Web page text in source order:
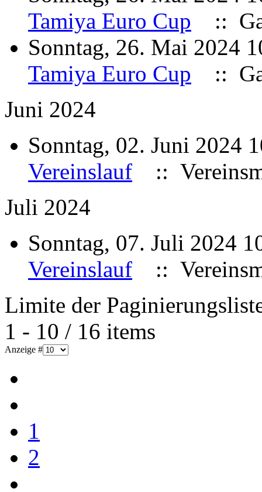
Tamiya Euro Cup
::
Sonntag, 26. Mai 2024
Tamiya Euro Cup
::
Juni 2024
Sonntag, 02. Juni 2024
Vereinslauf
::
Juli 2024
Sonntag, 07. Juli 2024
Vereinslauf
::
Limite der
1 - 10 / 16 items
Anzeige #
1
2